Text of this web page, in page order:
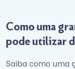
Como uma
pode utilizar
Saiba como uma